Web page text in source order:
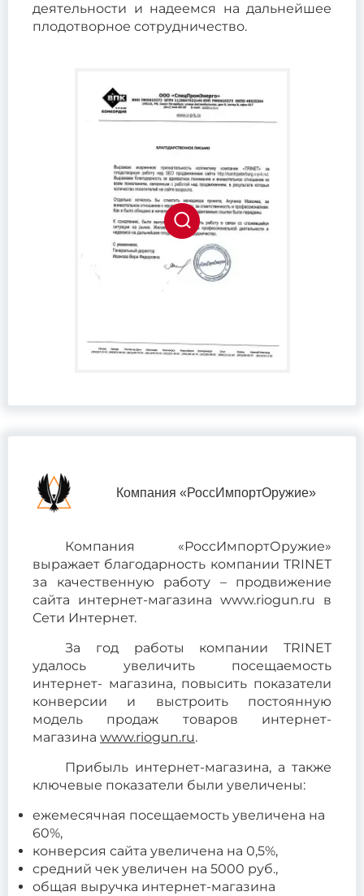
деятельности и надеемся на дальнейшее
плодотворное сотрудничество.
Компания «РоссИмпортОружие»
Компания «РоссИмпортОружие»
выражает благодарность компании TRINET
за качественную работу – продвижение
сайта интернет-магазина www.riogun.ru в
Сети Интернет.
За год работы компании TRINET
удалось увеличить посещаемость
интернет- магазина, повысить показатели
конверсии и выстроить постоянную
модель продаж товаров интернет-
магазина www.riogun.ru.
Прибыль интернет-магазина, а также
ключевые показатели были увеличены:
ежемесячная посещаемость увеличена на
60%,
конверсия сайта увеличена на 0,5%,
средний чек увеличен на 5000 руб.,
общая выручка интернет-магазина